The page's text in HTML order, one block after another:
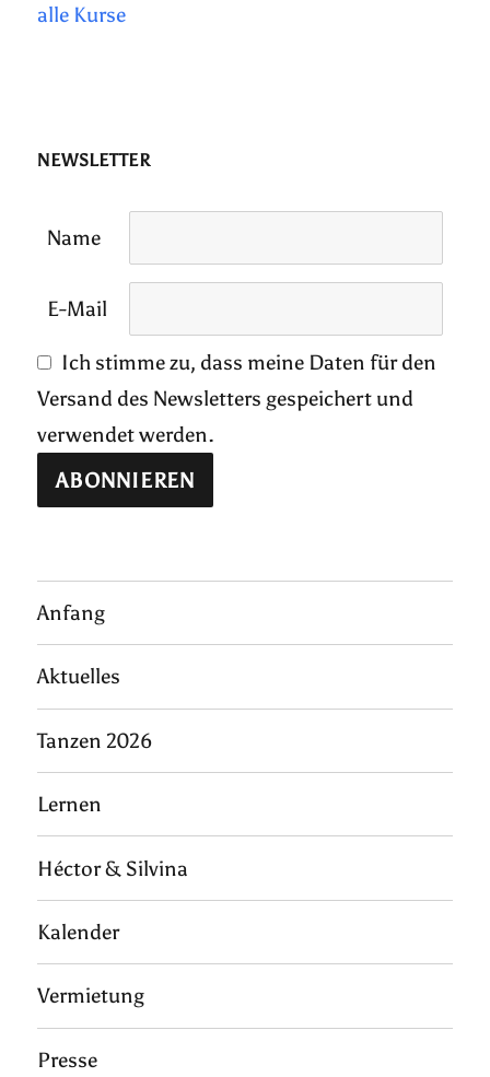
alle Kurse
NEWSLETTER
Name
E-Mail
Ich stimme zu, dass meine Daten für den
Versand des Newsletters gespeichert und
verwendet werden.
Anfang
Aktuelles
Tanzen 2026
Lernen
Héctor & Silvina
Kalender
Vermietung
Presse